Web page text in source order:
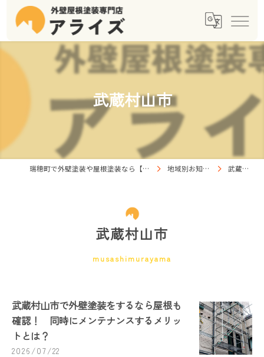
武蔵村山市
瑞穂町で外壁塗装や屋根塗装なら【株式会社アライズ】 地域別お知らせ一覧 武蔵村山市
武蔵村山市
musashimurayama
武蔵村山市で外壁塗装をするなら屋根も
確認！ 同時にメンテナンスするメリッ
トとは？
2026/07/22